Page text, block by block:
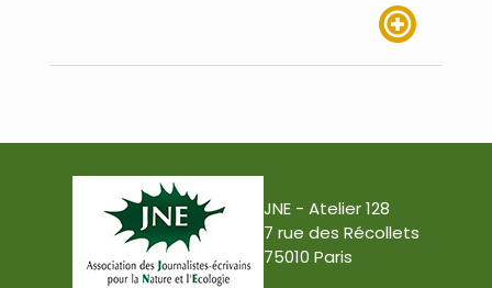
JNE - Atelier 128
7 rue des Récollets
75010 Paris